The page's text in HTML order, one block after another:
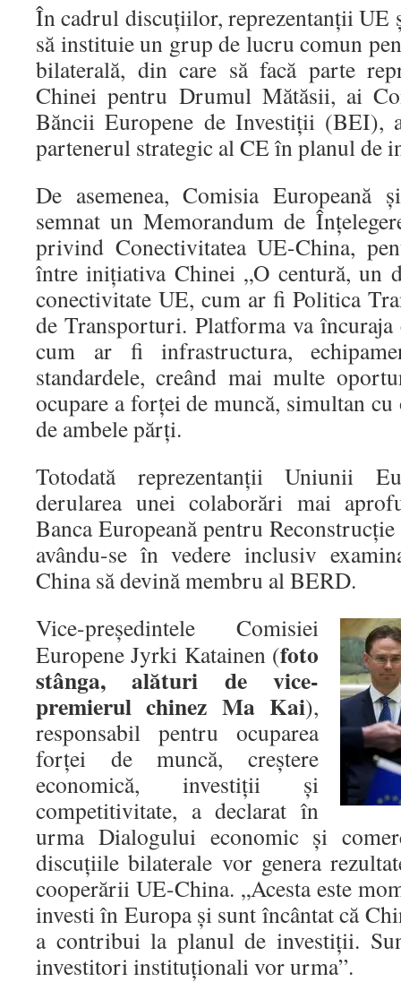
În cadrul discuţiilor, reprezentanţii UE
să instituie un grup de lucru comun
bilaterală, din care să facă parte
Chinei pentru Drumul Mătăsii, ai
Băncii Europene de Investiţii (BEI),
partenerul strategic al CE în planul de
De asemenea, Comisia Europeană
semnat un Memorandum de
privind Conectivitatea UE-China,
între iniţiativa Chinei „O centură, un
conectivitate UE, cum ar fi Politica
de Transporturi. Platforma va
cum ar fi infrastructura,
standardele, creând mai multe
ocupare a forţei de muncă, simultan cu
de ambele părţi.
Totodată reprezentanţii Uniunii
derularea unei colaborări mai
Banca Europeană pentru
avându-se în vedere inclusiv
China să devină membru al BERD.
Vice-preşedintele Comisiei
Europene Jyrki Katainen (foto
stânga, alături de vice-
premierul chinez Ma Kai),
responsabil pentru ocuparea
forţei de muncă, creştere
economică, investiţii şi
competitivitate, a declarat în
urma Dialogului economic şi
discuţiile bilaterale vor genera
cooperării UE-China. „Acesta este
investi în Europa şi sunt încântat că
a contribui la planul de investiţii.
investitori instituţionali vor urma”.